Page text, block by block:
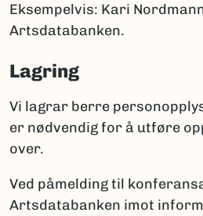
Eksempelvis: Kari
Artsdatabanken.
Lagring
Vi lagrar berre
er nødvendig for å utføre
over.
Ved påmelding til
Artsdatabanken imot